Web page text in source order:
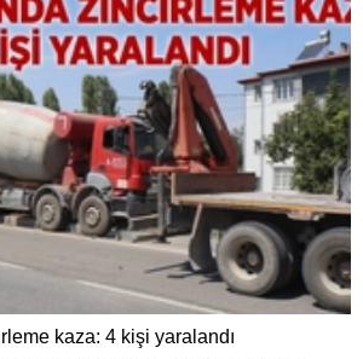
kaza: 4 kişi yaralandı